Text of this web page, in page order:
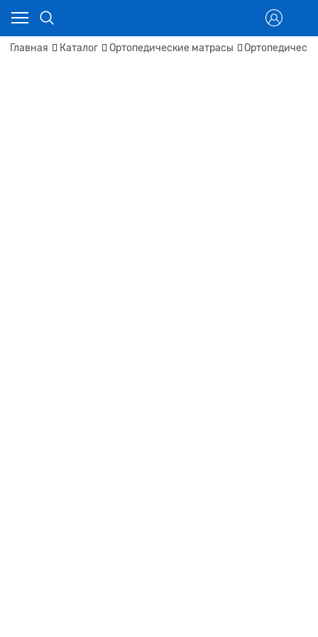
Главная Каталог Ортопедические матрасы